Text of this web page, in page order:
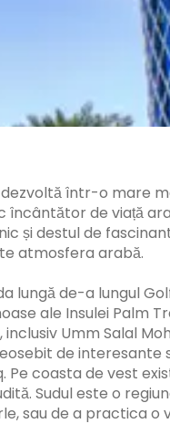
într-o mare
de viață
și destul de
atmosfera arabă.
lungă de-a lungul
ale Insulei Palm
Umm Salal
de interesante
coasta de vest
Sudul este o
sau de a practica o